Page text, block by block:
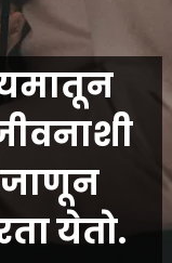
जाणून
येतो.